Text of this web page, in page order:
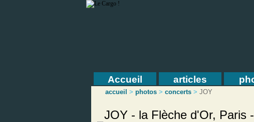
Accueil articles
accueil > photos > concerts > JOY
JOY - la Flèche d'Or, Paris